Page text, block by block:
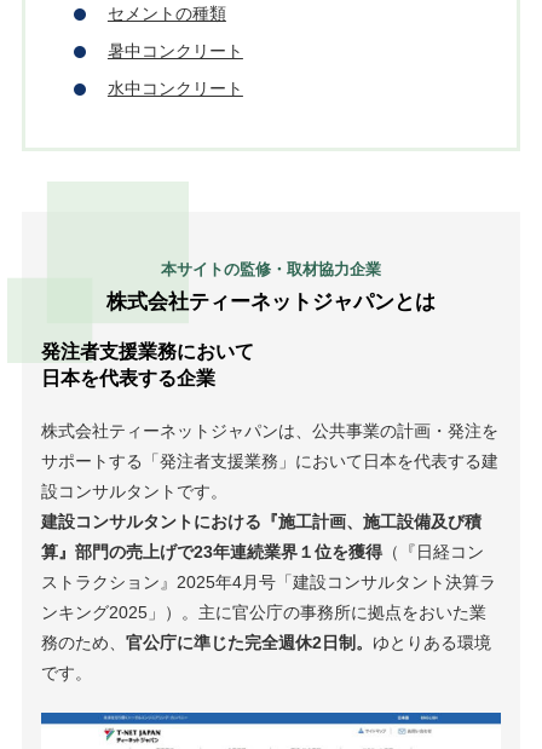
セメントの種類
暑中コンクリート
水中コンクリート
本サイトの監修・取材協力企業
株式会社ティーネットジャパンとは
発注者支援業務において
日本を代表する企業
株式会社ティーネットジャパンは、公共事業の計画・発注を
サポートする「発注者支援業務」において日本を代表する建
設コンサルタントです。
建設コンサルタントにおける『施工計画、施工設備及び積
算』部門の売上げで23年連続業界１位を獲得 （『日経コン
ストラクション』2025年4月号「建設コンサルタント決算ラ
ンキング2025」）。主に官公庁の事務所に拠点をおいた業
務のため、官公庁に準じた完全週休2日制。 ゆとりある環境
です。